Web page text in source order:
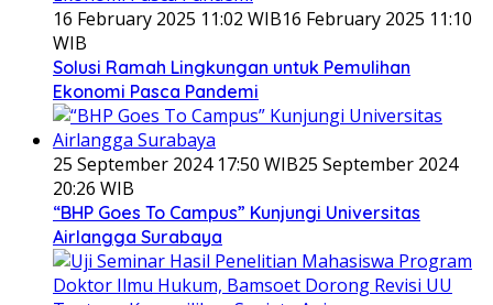
16 February 2025 11:02 WIB16 February 2025 11:10
WIB
Solusi Ramah Lingkungan untuk Pemulihan
Ekonomi Pasca Pandemi
25 September 2024 17:50 WIB25 September 2024
20:26 WIB
“BHP Goes To Campus” Kunjungi Universitas
Airlangga Surabaya